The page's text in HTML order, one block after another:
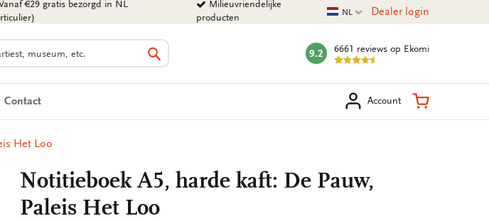
€29 gratis bezorgd in NL
Milieuvriendelijke
producten
Huidige taal
NL Dealer login
Zoeken
mark:
9.2 6661 reviews op Ekomi
Contact Account Winkelmand
Het Loo
Notitieboek A5, harde kaft: De Pauw,
Paleis Het Loo